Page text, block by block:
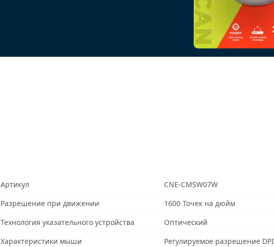
Артикул
CNE-CMSW07W
Разрешение при движении
1600 Точек на дюйм
Технология указательного устройства
Оптический
Характеристики мыши
Регулируемое разрешение DPI